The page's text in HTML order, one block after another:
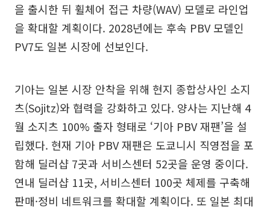
을 출시한 뒤 휠체어 접근 차량(WAV) 모델로 라인업
을 확대할 계획이다. 2028년에는 후속 PBV 모델인
PV7도 일본 시장에 선보인다.
기아는 일본 시장 안착을 위해 현지 종합상사인 소지
츠(Sojitz)와 협력을 강화하고 있다. 양사는 지난해 4
월 소지츠 100% 출자 형태로 ‘기아 PBV 재팬’을 설
립했다. 현재 기아 PBV 재팬은 도쿄니시 직영점을 포
함해 딜러샵 7곳과 서비스센터 52곳을 운영 중이다.
연내 딜러샵 11곳, 서비스센터 100곳 체제를 구축해
판매·정비 네트워크를 확대할 계획이다. 또 일본 최대